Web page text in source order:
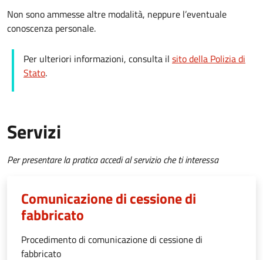
Non sono ammesse altre modalità, neppure l’eventuale
conoscenza personale.
Per ulteriori informazioni, consulta il sito della Polizia di
Stato.
Servizi
Per presentare la pratica accedi al servizio che ti interessa
Comunicazione di cessione di
fabbricato
Procedimento di comunicazione di cessione di
fabbricato